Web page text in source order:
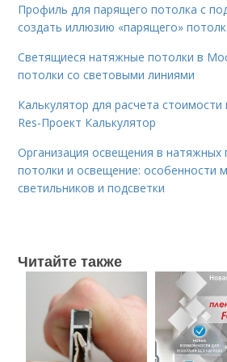
Профиль для парящего потолка с
создать иллюзию «парящего»
Светящиеся натяжные потолки в
потолки со световыми линиями
Калькулятор для расчета
Res-Проект Калькулятор
Организация освещения в натяжных
потолки и освещение: особенности
светильников и подсветки
Читайте также